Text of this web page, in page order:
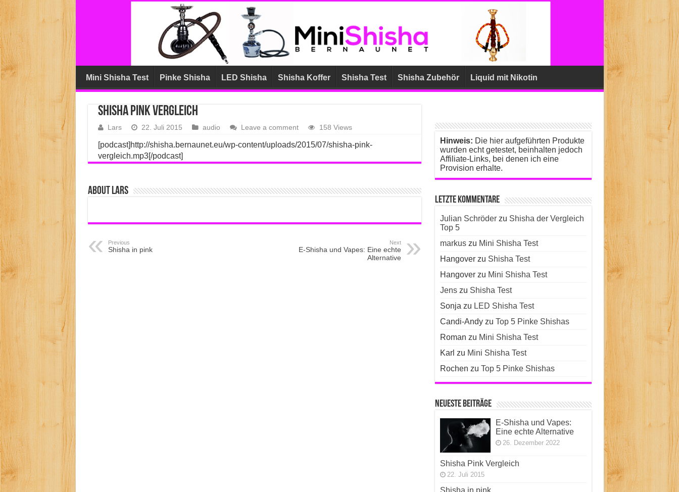
Mini Shisha Test Pinke Shisha LED Shisha Shisha Koffer Shisha Test Shisha Zubehör Liquid mit Nikotin
Shisha Pink Vergleich
Lars 22. Juli 2015 audio Leave a comment 158 Views
[podcast]http://shisha.bernaunet.eu/wp-content/uploads/2015/07/shisha-pink-
vergleich.mp3[/podcast]
About Lars
Previous
Shisha in pink
Next
E-Shisha und Vapes: Eine echte
Alternative
Hinweis: Die hier aufgeführten Produkte
wurden echt getestet, beinhalten jedoch
Affiliate-Links, bei denen ich eine
Provision erhalte.
Letzte Kommentare
Julian Schröderzu Shisha der Vergleich
Top 5
markuszu Mini Shisha Test
Hangoverzu Shisha Test
Hangoverzu Mini Shisha Test
Jenszu Shisha Test
Sonja zu LED Shisha Test
Candi-Andyzu Top 5 Pinke Shishas
Roman zu Mini Shisha Test
Karl zu Mini Shisha Test
Rochen zu Top 5 Pinke Shishas
Neueste Beiträge
E-Shisha und Vapes:
Eine echte Alternative
26. Dezember 2022
Shisha Pink Vergleich
22. Juli 2015